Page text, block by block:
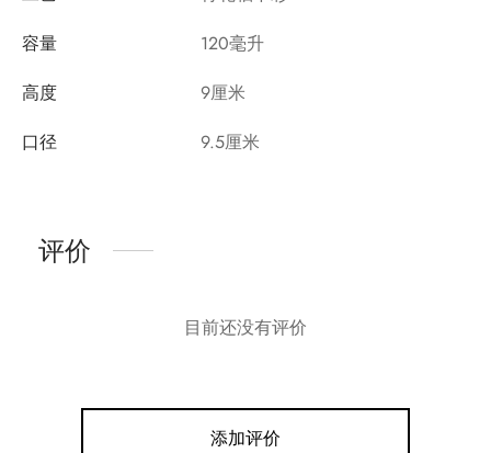
容量
120毫升
高度
9厘米
口径
9.5厘米
评价
目前还没有评价
添加评价